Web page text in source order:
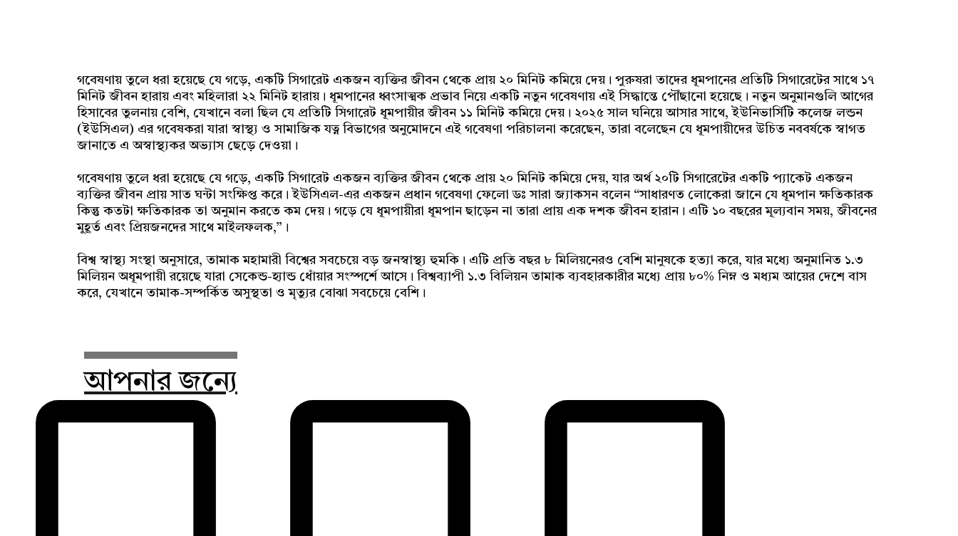
গবেষণায় তুলে ধরা হয়েছে যে গড়ে, একটি সিগারেট একজন ব্যক্তির জীবন থেকে প্রায় ২০ মিনিট কমিয়ে দেয়। পুরুষরা তাদের ধূমপানের প্রতিটি সিগারেটের সাথে ১৭
মিনিট জীবন হারায় এবং মহিলারা ২২ মিনিট হারায়। ধূমপানের ধ্বংসাত্মক প্রভাব নিয়ে একটি নতুন গবেষণায় এই সিদ্ধান্তে পৌঁছানো হয়েছে। নতুন অনুমানগুলি আগের
হিসাবের তুলনায় বেশি, যেখানে বলা ছিল যে প্রতিটি সিগারেট ধূমপায়ীর জীবন ১১ মিনিট কমিয়ে দেয়। ২০২৫ সাল ঘনিয়ে আসার সাথে, ইউনিভার্সিটি কলেজ লন্ডন
(ইউসিএল) এর গবেষকরা যারা স্বাস্থ্য ও সামাজিক যত্ন বিভাগের অনুমোদনে এই গবেষণা পরিচালনা করেছেন, তারা বলেছেন যে ধূমপায়ীদের উচিত নববর্ষকে স্বাগত
জানাতে এ অস্বাস্থ্যকর অভ্যাস ছেড়ে দেওয়া।
গবেষণায় তুলে ধরা হয়েছে যে গড়ে, একটি সিগারেট একজন ব্যক্তির জীবন থেকে প্রায় ২০ মিনিট কমিয়ে দেয়, যার অর্থ ২০টি সিগারেটের একটি প্যাকেট একজন
ব্যক্তির জীবন প্রায় সাত ঘন্টা সংক্ষিপ্ত করে। ইউসিএল-এর একজন প্রধান গবেষণা ফেলো ডঃ সারা জ্যাকসন বলেন “সাধারণত লোকেরা জানে যে ধূমপান ক্ষতিকারক
কিন্তু কতটা ক্ষতিকারক তা অনুমান করতে কম দেয়। গড়ে যে ধূমপায়ীরা ধূমপান ছাড়েন না তারা প্রায় এক দশক জীবন হারান। এটি ১০ বছরের মূল্যবান সময়, জীবনের
মুহূর্ত এবং প্রিয়জনদের সাথে মাইলফলক,”।
বিশ্ব স্বাস্থ্য সংস্থা অনুসারে, তামাক মহামারী বিশ্বের সবচেয়ে বড় জনস্বাস্থ্য হুমকি। এটি প্রতি বছর ৮ মিলিয়নেরও বেশি মানুষকে হত্যা করে, যার মধ্যে অনুমানিত ১.৩
মিলিয়ন অধূমপায়ী রয়েছে যারা সেকেন্ড-হ্যান্ড ধোঁয়ার সংস্পর্শে আসে। বিশ্বব্যাপী ১.৩ বিলিয়ন তামাক ব্যবহারকারীর মধ্যে প্রায় ৮০% নিম্ন ও মধ্যম আয়ের দেশে বাস
করে, যেখানে তামাক-সম্পর্কিত অসুস্থতা ও মৃত্যুর বোঝা সবচেয়ে বেশি।
আপনার জন্যে